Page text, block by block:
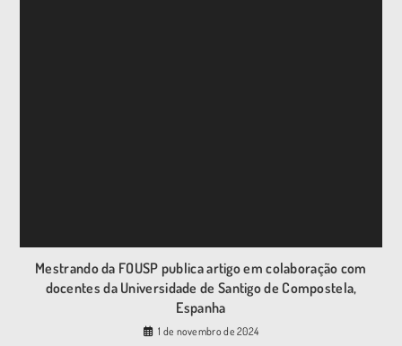
Mestrando da FOUSP publica artigo em colaboração com
docentes da Universidade de Santigo de Compostela,
Espanha
1 de novembro de 2024